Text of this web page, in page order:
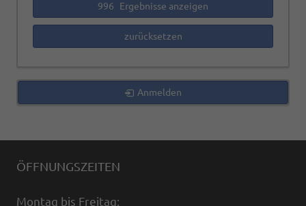
996 Ergebnisse anzeigen
zurücksetzen
Anmelden
ÖFFNUNGSZEITEN
Montag bis Freitag: